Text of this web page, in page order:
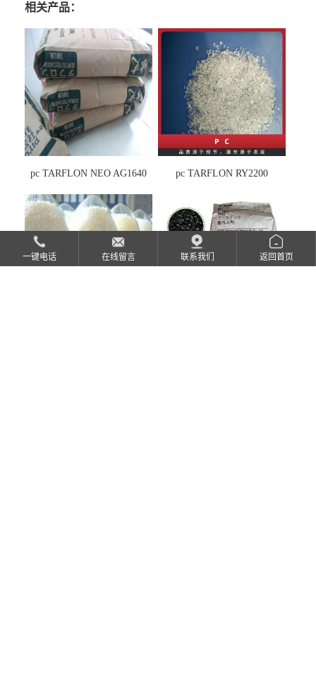
相关产品：
pc TARFLON NEO AG1640 pc TARFLON RY2200
一键电话 在线留言 联系我们 返回首页